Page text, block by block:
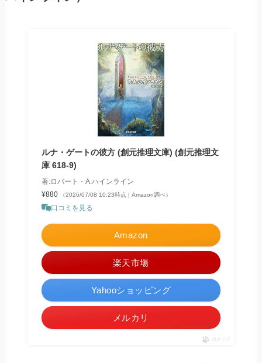
ルナ・ゲートの彼方 (創元推理文庫) (創元推理文
庫 618-9)
著:ロバート・A.ハインライン
¥880
（2026/07/08 10:23時点 | Amazon調べ）
口コミを見る
Amazon
楽天市場
Yahooショッピング
メルカリ
ポチップ